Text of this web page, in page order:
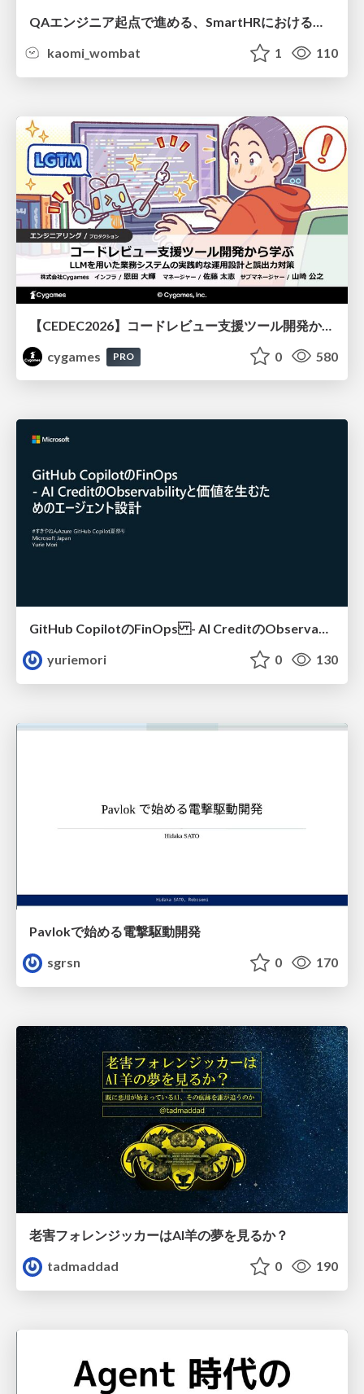
QAエンジニア起点で進める、SmartHRにおける信頼性向上について
kaomi_wombat
1 110
【CEDEC2026】コードレビュー支援ツール開発から学ぶ：LLMを用いた業務システムの実践的な運用設計と誤出力対策
cygames
PRO 0 580
GitHub CopilotのFinOps - AI CreditのObservabilityと価値を生むためのエージェント設計
yuriemori
0 130
Pavlokで始める電撃駆動開発
sgrsn
0 170
老害フォレンジッカーはAI羊の夢を見るか？
tadmaddad
0 190